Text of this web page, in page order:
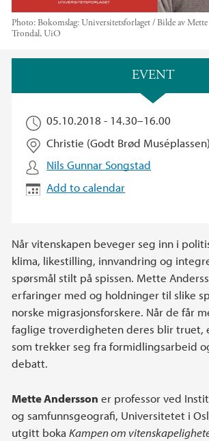
Photo: Bokomslag: Universitetsforlaget / Bilde av
Trondal, UiO
EVENT
05.10.2018 - 14.30–16.00
Christie (Godt Brød Muséplassen)
Nils Gunnar Songstad
Add to calendar
Når vitenskapen beveger seg inn i
klima, likestilling, innvandring og
spørsmål stilt på spissen. Mette
erfaringer med og holdninger til slike
norske migrasjonsforskere. Når de får
faglige troverdigheten deres blir truet,
som trekker seg fra formidlingsarbeid
debatt.
Mette Andersson er professor ved
og samfunnsgeografi, Universitetet i
utgitt boka Kampen om